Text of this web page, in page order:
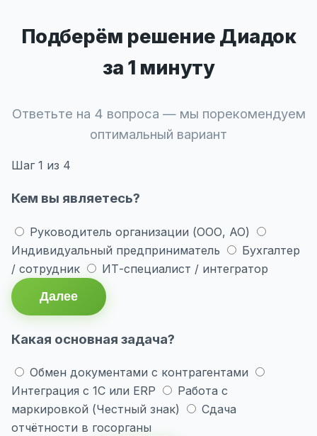
Подберём решение Диадок
за 1 минуту
Ответьте на 4 вопроса — мы порекомендуем
оптимальный вариант
Шаг 1 из 4
Кем вы являетесь?
Руководитель организации (ООО, АО)
Индивидуальный предприниматель
Бухгалтер
/ сотрудник
ИТ-специалист / интегратор
Далее
Какая основная задача?
Обмен документами с контрагентами
Интеграция с 1С или ERP
Работа с
маркировкой (Честный знак)
Сдача
отчётности в госорганы